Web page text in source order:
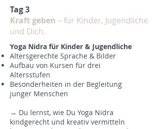
Tag 3
Kraft geben – für Kinder, Jugendliche
und Dich.
Yoga Nidra für Kinder & Jugendliche
Altersgerechte Sprache & Bilder
Aufbau von Kursen für drei
Altersstufen
Besonderheiten in der Begleitung
junger Menschen
→ Du lernst, wie Du Yoga Nidra
kindgerecht und kreativ vermitteln